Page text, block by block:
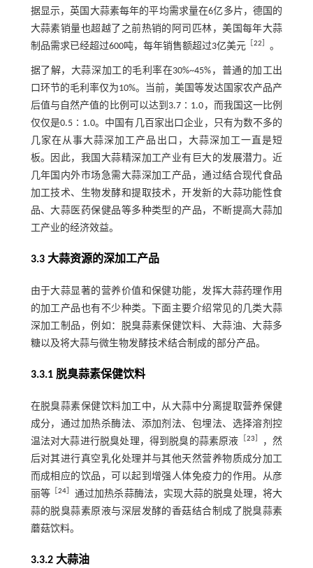
据显示，英国大蒜素每年的平均需求量在6亿多片，德国的
大蒜素销量也超越了之前热销的阿司匹林，美国每年大蒜
制品需求已经超过600吨，每年销售额超过3亿美元［ 22 。
据了解，大蒜深加工的毛利率在30%~45%，普通的加工出
口环节的毛利率仅为10%。当前，美国等发达国家农产品产
后值与自然产值的比例可以达到3.7∶1.0，而我国这一比例
仅仅是0.5∶1.0。中国有几百家出口企业，只有为数不多的
几家在从事大蒜深加工产品出口，大蒜深加工一直是短
板。因此，我国大蒜精深加工产业有巨大的发展潜力。近
几年国内外市场急需大蒜深加工产品，通过结合现代食品
加工技术、生物发酵和提取技术，开发新的大蒜功能性食
品、大蒜医药保健品等多种类型的产品，不断提高大蒜加
工产业的经济效益。
3.3 大蒜资源的深加工产品
由于大蒜显著的营养价值和保健功能，发挥大蒜药理作用
的加工产品也有不少种类。下面主要介绍常见的几类大蒜
深加工制品，例如：脱臭蒜素保健饮料、大蒜油、大蒜多
糖以及将大蒜与微生物发酵技术结合制成的部分产品。
3.3.1 脱臭蒜素保健饮料
在脱臭蒜素保健饮料加工中，从大蒜中分离提取营养保健
成分，通过加热杀酶法、添加剂法、包埋法、选择溶剂控
温法对大蒜进行脱臭处理，得到脱臭的蒜素原液
23
，然
后对其进行真空乳化处理并与其他天然营养物质成分加工
而成相应的饮品，可以起到增强人体免疫力的作用。从彦
丽等［24
通过加热杀蒜酶法，实现大蒜的脱臭处理，将大
蒜的脱臭蒜素原液与深层发酵的香菇结合制成了脱臭蒜素
蘑菇饮料。
3.3.2 大蒜油